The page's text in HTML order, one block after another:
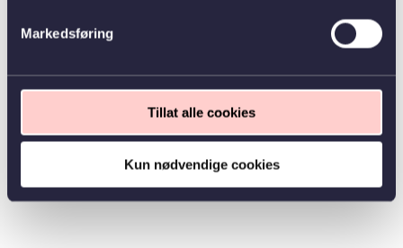
Markedsføring
Tillat alle cookies
Kun nødvendige cookies